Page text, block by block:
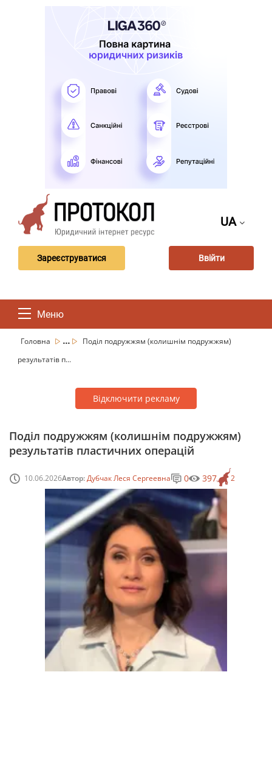
UA
Зареєструватися Ввійти
Меню
Головна ...
Поділ подружжям (колишнім подружжям)
результатів п...
Відключити рекламу
Поділ подружжям (колишнім подружжям)
результатів пластичних операцій
10.06.2026Автор:Дубчак Леся Сергеевна 2
0 397